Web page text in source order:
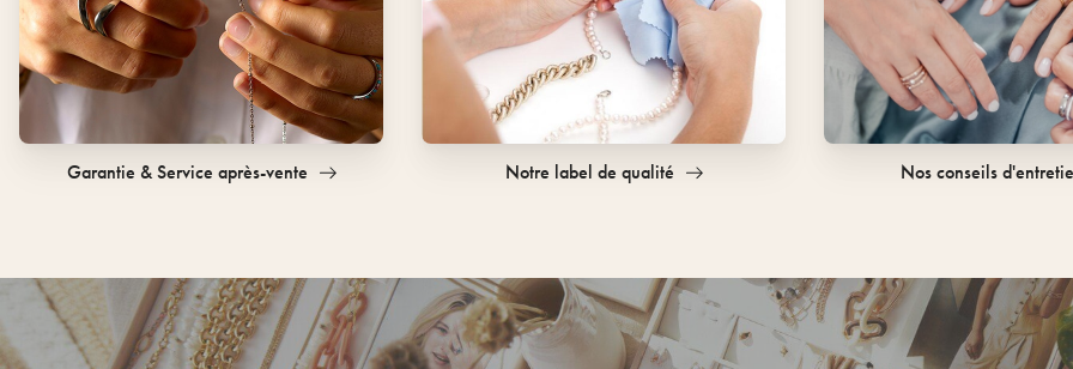
Garantie & Service après-vente Notre label de qualité Nos conseils